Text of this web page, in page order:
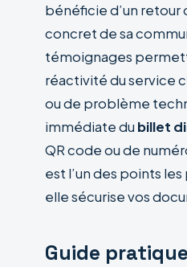
bénéficie d’un retour
concret de sa
témoignages
réactivité du service
ou de problème
immédiate du billet
QR code ou de
est l’un des points
elle sécurise vos
Guide